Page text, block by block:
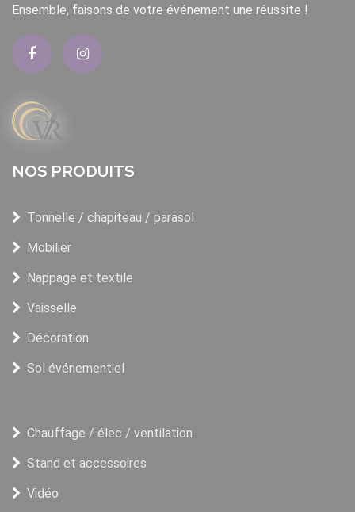
Ensemble, faisons de votre événement une réussite !
NOS PRODUITS
Tonnelle / chapiteau / parasol
Mobilier
Nappage et textile
Vaisselle
Décoration
Sol événementiel
Chauffage / élec / ventilation
Stand et accessoires
Vidéo